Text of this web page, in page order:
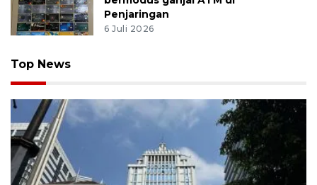
Penjaringan
6 Juli 2026
Top News